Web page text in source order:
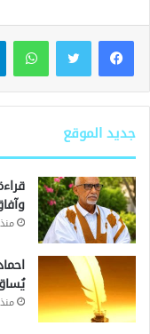
جديد الموقع
منذ 3 أيام